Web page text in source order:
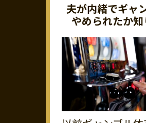
夫が内緒でギャ
やめられたか